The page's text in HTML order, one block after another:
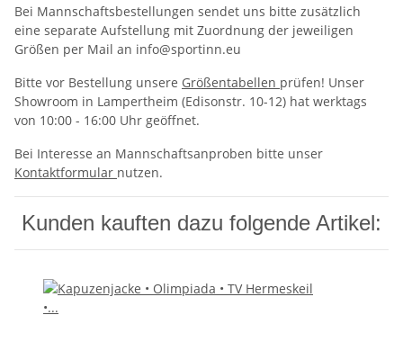
Bei Mannschaftsbestellungen sendet uns bitte zusätzlich
eine separate Aufstellung mit Zuordnung der jeweiligen
Größen per Mail an info@sportinn.eu
Bitte vor Bestellung unsere Größentabellen prüfen! Unser
Showroom in Lampertheim (Edisonstr. 10-12) hat werktags
von 10:00 - 16:00 Uhr geöffnet.
Bei Interesse an Mannschaftsanproben bitte unser
Kontaktformular nutzen.
Kunden kauften dazu folgende Artikel: